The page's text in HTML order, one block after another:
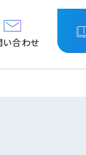
い合わせ